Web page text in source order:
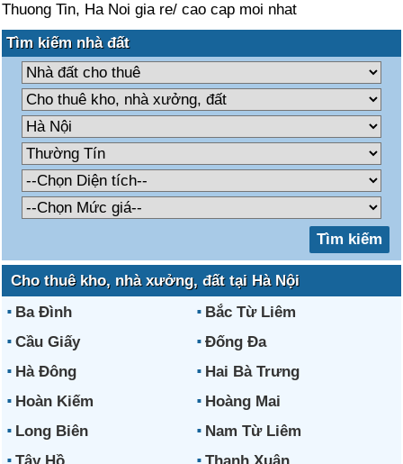
Thuong Tin, Ha Noi gia re/ cao cap moi nhat
Tìm kiếm nhà đất
Cho thuê kho, nhà xưởng, đất tại Hà Nội
Ba Đình
Bắc Từ Liêm
Cầu Giấy
Đống Đa
Hà Đông
Hai Bà Trưng
Hoàn Kiếm
Hoàng Mai
Long Biên
Nam Từ Liêm